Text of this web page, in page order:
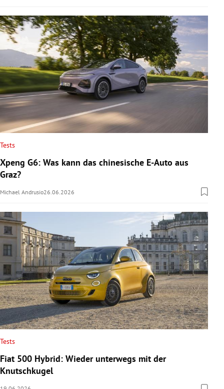
Tests
Xpeng G6: Was kann das chinesische E-Auto aus
Graz?
Michael Andrusio26.06.2026
Tests
Fiat 500 Hybrid: Wieder unterwegs mit der
Knutschkugel